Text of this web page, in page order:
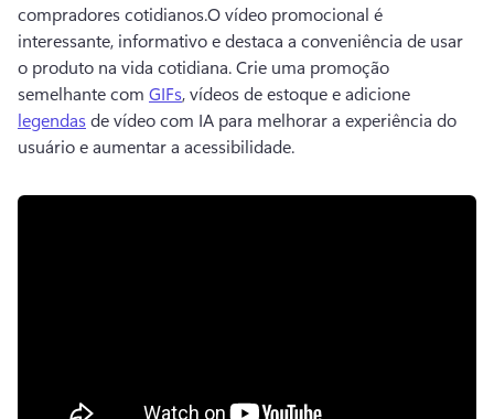
compradores cotidianos.O vídeo promocional é
interessante, informativo e destaca a conveniência de usar
o produto na vida cotidiana. Crie uma promoção
semelhante com GIFs, vídeos de estoque e adicione
legendas de vídeo com IA para melhorar a experiência do
usuário e aumentar a acessibilidade.